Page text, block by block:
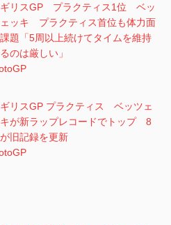
リスGP プラクティス1位 ベッ
ッキ プラクティス首位も体力面
題「5周以上続けてタイムを維持
のは厳しい」
リスGP プラクティス ベッツェ
が新ラップレコードでトップ 8
旧記録を更新